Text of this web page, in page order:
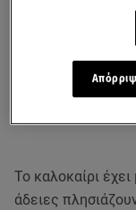
Το καλοκαίρι έχει
άδειες